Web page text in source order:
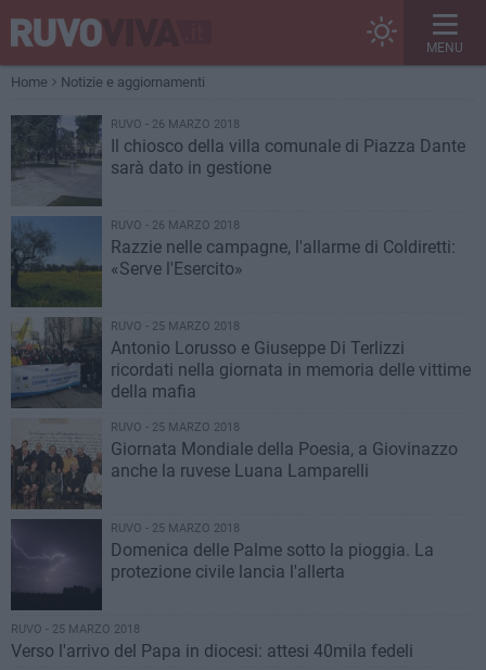
MENU
Home Notizie e aggiornamenti
RUVO - 26 MARZO 2018
Il chiosco della villa comunale di Piazza Dante
sarà dato in gestione
RUVO - 26 MARZO 2018
Razzie nelle campagne, l'allarme di Coldiretti:
«Serve l'Esercito»
RUVO - 25 MARZO 2018
Antonio Lorusso e Giuseppe Di Terlizzi
ricordati nella giornata in memoria delle vittime
della mafia
RUVO - 25 MARZO 2018
Giornata Mondiale della Poesia, a Giovinazzo
anche la ruvese Luana Lamparelli
RUVO - 25 MARZO 2018
Domenica delle Palme sotto la pioggia. La
protezione civile lancia l'allerta
RUVO - 25 MARZO 2018
Verso l'arrivo del Papa in diocesi: attesi 40mila fedeli